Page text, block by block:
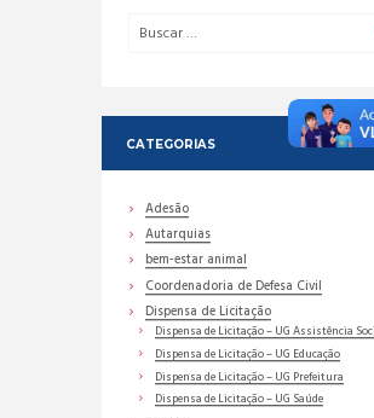
CATEGORIAS
Adesão
Autarquias
bem-estar animal
Coordenadoria de Defesa Civil
Dispensa de Licitação
Dispensa de Licitação – UG Assistência
Dispensa de Licitação – UG Educação
Dispensa de Licitação – UG Prefeitura
Dispensa de Licitação – UG Saúde